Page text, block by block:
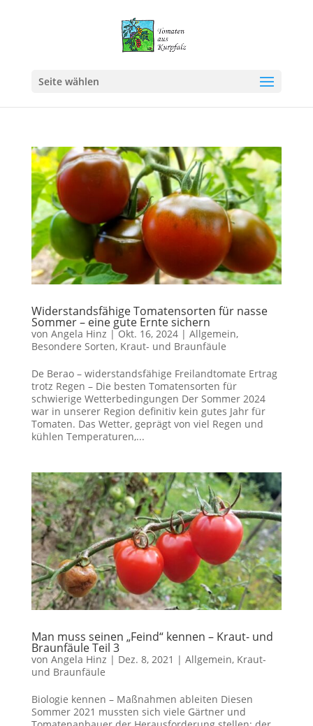
Seite wählen
Widerstandsfähige Tomatensorten für nasse
Sommer – eine gute Ernte sichern
von Angela Hinz |Okt. 16, 2024| Allgemein,
Besondere Sorten, Kraut- und Braunfäule
De Berao – widerstandsfähige Freilandtomate Ertrag
trotz Regen – Die besten Tomatensorten für
schwierige Wetterbedingungen Der Sommer 2024
war in unserer Region definitiv kein gutes Jahr für
Tomaten. Das Wetter, geprägt von viel Regen und
kühlen Temperaturen,...
Man muss seinen „Feind“ kennen – Kraut- und
Braunfäule Teil 3
von Angela Hinz | Dez. 8, 2021 | Allgemein, Kraut-
und Braunfäule
Biologie kennen – Maßnahmen ableiten Diesen
Sommer 2021 mussten sich viele Gärtner und